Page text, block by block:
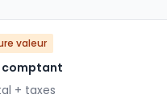
valeur
+ taxes